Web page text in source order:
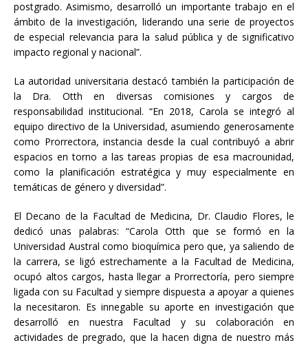
postgrado. Asimismo, desarrolló un importante trabajo en el
ámbito de la investigación, liderando una serie de proyectos
de especial relevancia para la salud pública y de significativo
impacto regional y nacional”.
La autoridad universitaria destacó también la participación de
la Dra. Otth en diversas comisiones y cargos de
responsabilidad institucional. “En 2018, Carola se integró al
equipo directivo de la Universidad, asumiendo generosamente
como Prorrectora, instancia desde la cual contribuyó a abrir
espacios en torno a las tareas propias de esa macrounidad,
como la planificación estratégica y muy especialmente en
temáticas de género y diversidad”.
El Decano de la Facultad de Medicina, Dr. Claudio Flores, le
dedicó unas palabras: “Carola Otth que se formó en la
Universidad Austral como bioquímica pero que, ya saliendo de
la carrera, se ligó estrechamente a la Facultad de Medicina,
ocupó altos cargos, hasta llegar a Prorrectoría, pero siempre
ligada con su Facultad y siempre dispuesta a apoyar a quienes
la necesitaron. Es innegable su aporte en investigación que
desarrolló en nuestra Facultad y su colaboración en
actividades de pregrado, que la hacen digna de nuestro más